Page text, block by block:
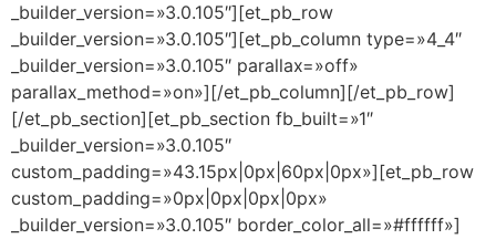
_builder_version=»3.0.105″][et_pb_row
_builder_version=»3.0.105″][et_pb_column type=»4_4″
_builder_version=»3.0.105″ parallax=»off»
parallax_method=»on»][/et_pb_column][/et_pb_row]
[/et_pb_section][et_pb_section fb_built=»1″
_builder_version=»3.0.105″
custom_padding=»43.15px|0px|60px|0px»][et_pb_row
custom_padding=»0px|0px|0px|0px»
_builder_version=»3.0.105″ border_color_all=»#ffffff»]